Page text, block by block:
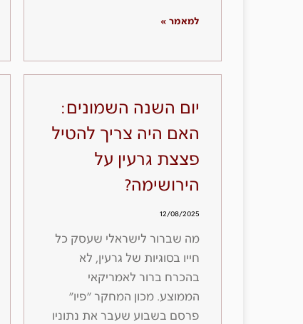
למאמר »
יום השנה השמונים:
האם היה צריך להטיל
פצצת גרעין על
הירושימה?
12/08/2025
מה שברור לישראלי שעסק כל
חייו בסוגיות של גרעין, לא
בהכרח ברור לאמריקאי
הממוצע. מכון המחקר ״פיו״
פרסם בשבוע שעבר את נתוניו